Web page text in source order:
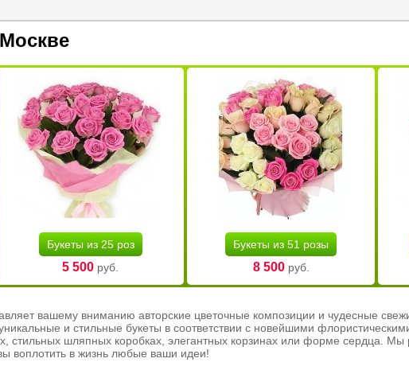
Букеты из 25 роз
5 500 руб.
Букеты из 51 розы
8 500руб.
вашему вниманию авторские цветочные композиции и чудесные
и стильные букеты в соответствии с новейшими
стильных шляпных коробках, элегантных корзинах или форме сердца.
воплотить в жизнь любые ваши идеи!